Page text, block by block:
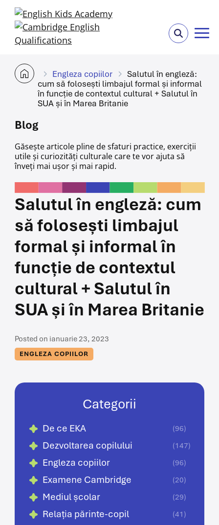
Engleza copiilor
Salutul în engleză:
cum să folosești limbajul formal și informal
în funcție de contextul cultural + Salutul în
SUA și în Marea Britanie
Blog
Găsește articole pline de sfaturi practice, exerciții
utile și curiozități culturale care te vor ajuta să
înveți mai ușor și mai rapid.
Salutul în engleză: cum
să folosești limbajul
formal și informal în
funcție de contextul
cultural + Salutul în
SUA și în Marea Britanie
Posted on ianuarie 23, 2023
ENGLEZA COPIILOR
Categorii
De ce EKA (96)
Dezvoltarea copilului (147)
Engleza copiilor (96)
Examene Cambridge (20)
Mediul școlar (29)
Relația părinte-copil (41)